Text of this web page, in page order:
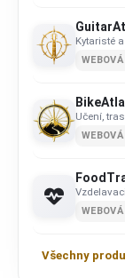
Kytaristé
Učení,
Všechny